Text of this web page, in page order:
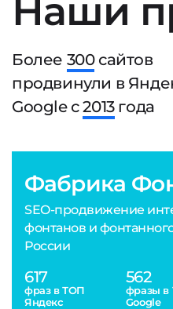
Наши
Более 300сайтов
продвинули в
Google с2013года
Фабрика
SEO-продвижение
фонтанов и
России
617
фраз в ТОП
Яндекс
562
фразы в
Google